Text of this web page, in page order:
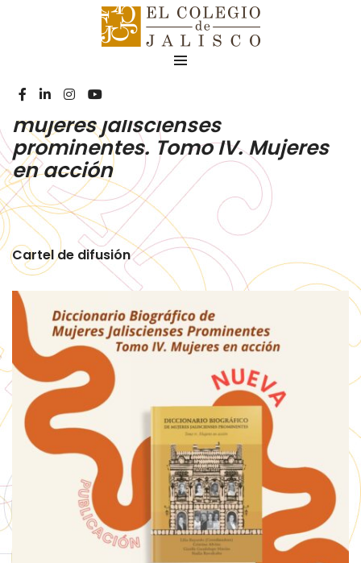
Diccionario biográfico de
mujeres jaliscienses
prominentes. Tomo IV. Mujeres
en acción
Cartel de difusión